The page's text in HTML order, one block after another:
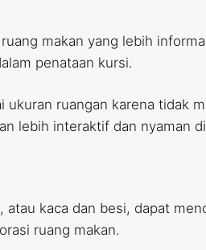
makan yang lebih
penataan kursi.
ukuran ruangan karena tidak
lebih interaktif dan nyaman
kaca dan besi, dapat
ruang makan.